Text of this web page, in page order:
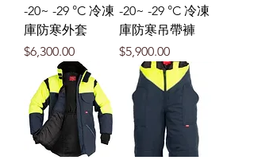
-20~ -29 °C 冷凍
庫防寒外套
價格
$6,300.00
-20~ -29 °C 冷凍
庫防寒吊帶褲
價格
$5,900.00